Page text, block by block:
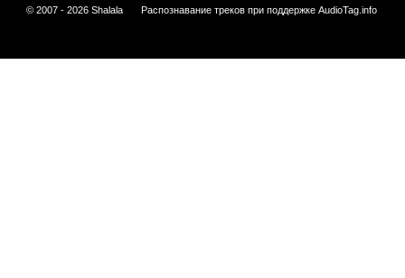
© 2007 - 2026 Shalala Распознавание треков при поддержке AudioTag.info